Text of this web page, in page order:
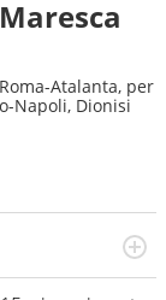
Atalanta, per
Napoli, Dionisi
manifestazioni